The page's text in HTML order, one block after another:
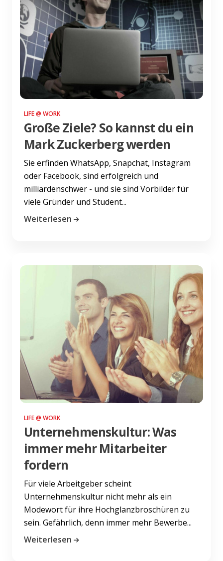
LIFE @ WORK
Große Ziele? So kannst du ein
Mark Zuckerberg werden
Sie erfinden WhatsApp, Snapchat, Instagram
oder Facebook, sind erfolgreich und
milliardenschwer - und sie sind Vorbilder für
viele Gründer und Student...
Weiterlesen
LIFE @ WORK
Unternehmenskultur: Was
immer mehr Mitarbeiter
fordern
Für viele Arbeitgeber scheint
Unternehmenskultur nicht mehr als ein
Modewort für ihre Hochglanzbroschüren zu
sein. Gefährlich, denn immer mehr Bewerbe...
Weiterlesen